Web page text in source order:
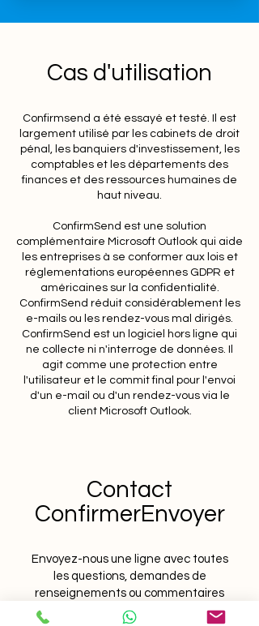
Cas d'utilisation
Confirmsend a été essayé et testé. Il est
largement utilisé par les cabinets de droit
pénal, les banquiers d'investissement, les
comptables et les départements des
finances et des ressources humaines de
haut niveau.
ConfirmSend est une solution
complémentaire Microsoft Outlook qui aide
les entreprises à se conformer aux lois et
réglementations européennes GDPR et
américaines sur la confidentialité.
ConfirmSend réduit considérablement les
e-mails ou les rendez-vous mal dirigés.
ConfirmSend est un logiciel hors ligne qui
ne collecte ni n'interroge de données. Il
agit comme une protection entre
l'utilisateur et le commit final pour l'envoi
d'un e-mail ou d'un rendez-vous via le
client Microsoft Outlook.
Contact
ConfirmerEnvoyer
Envoyez-nous une ligne avec toutes
les questions, demandes de
renseignements ou commentaires